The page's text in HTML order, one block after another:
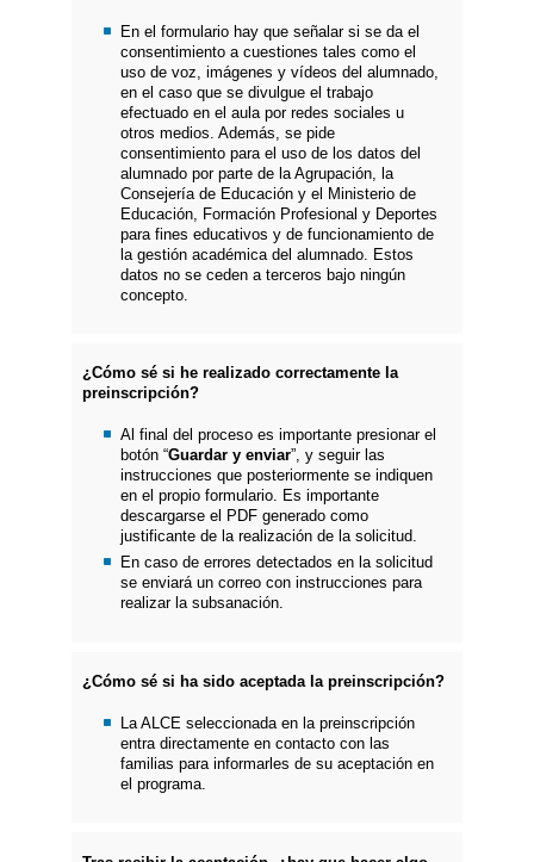
En el formulario hay que señalar si se da el
consentimiento a cuestiones tales como el
uso de voz, imágenes y vídeos del alumnado,
en el caso que se divulgue el trabajo
efectuado en el aula por redes sociales u
otros medios. Además, se pide
consentimiento para el uso de los datos del
alumnado por parte de la Agrupación, la
Consejería de Educación y el Ministerio de
Educación, Formación Profesional y Deportes
para fines educativos y de funcionamiento de
la gestión académica del alumnado. Estos
datos no se ceden a terceros bajo ningún
concepto.
¿Cómo sé si he realizado correctamente la
preinscripción?
Al final del proceso es importante presionar el
botón “Guardar y enviar”, y seguir las
instrucciones que posteriormente se indiquen
en el propio formulario. Es importante
descargarse el PDF generado como
justificante de la realización de la solicitud.
En caso de errores detectados en la solicitud
se enviará un correo con instrucciones para
realizar la subsanación.
¿Cómo sé si ha sido aceptada la preinscripción?
La ALCE seleccionada en la preinscripción
entra directamente en contacto con las
familias para informarles de su aceptación en
el programa.